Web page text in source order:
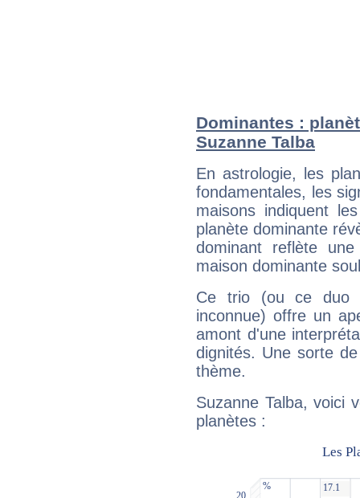
Dominantes :
Suzanne Talba
En astrologie, les
fondamentales, les
maisons indiquent
planète dominante
dominant reflète
maison dominante
Ce trio (ou ce duo
inconnue) offre un
amont d'une
dignités. Une sorte
thème.
Suzanne Talba, voici
planètes :